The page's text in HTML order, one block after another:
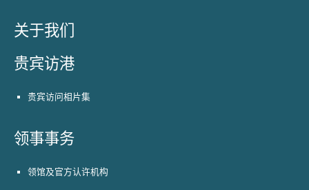
关于我们
贵宾访港
贵宾访问相片集
领事事务
领馆及官方认许机构